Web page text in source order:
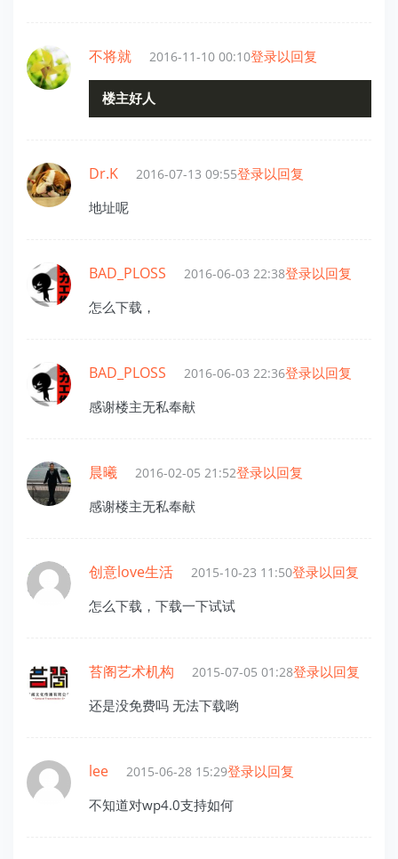
不将就 2016-11-10 00:10登录以回复
楼主好人
Dr.K 2016-07-13 09:55登录以回复
地址呢
BAD_PLOSS 2016-06-03 22:38登录以回复
怎么下载，
BAD_PLOSS 2016-06-03 22:36登录以回复
感谢楼主无私奉献
晨曦 2016-02-05 21:52登录以回复
感谢楼主无私奉献
创意love生活 2015-10-23 11:50登录以回复
怎么下载，下载一下试试
苔阁艺术机构 2015-07-05 01:28登录以回复
还是没免费吗 无法下载哟
lee 2015-06-28 15:29登录以回复
不知道对wp4.0支持如何